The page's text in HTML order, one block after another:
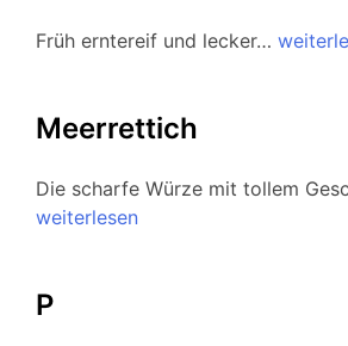
Früh erntereif und lecker…
Meerrettich
Die scharfe Würze mit tollem
weiterlesen
P